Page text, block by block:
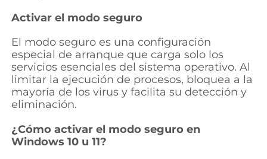
Activar el modo seguro
El modo seguro es una configuración
especial de arranque que carga solo los
servicios esenciales del sistema operativo. Al
limitar la ejecución de procesos, bloquea a la
mayoría de los virus y facilita su detección y
eliminación.
¿Cómo activar el modo seguro en
Windows 10 u 11?